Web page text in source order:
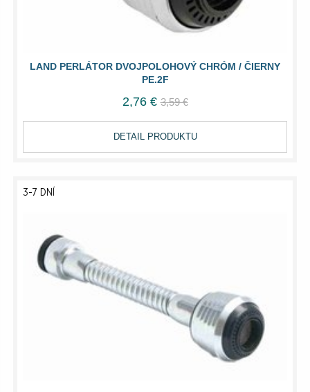
LAND PERLÁTOR DVOJPOLOHOVÝ CHRÓM / ČIERNY
PE.2F
2,76 € 3,59 €
DETAIL PRODUKTU
3-7 DNÍ